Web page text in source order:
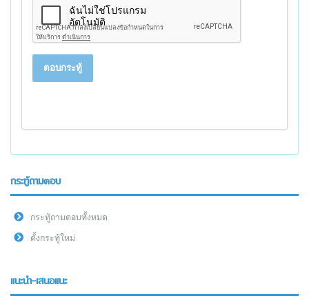
ตอบกระทู้
กระทู้ถามตอบ
กระทู้ถามตอบทั้งหมด
ตั้งกระทู้ใหม่
แนะนำ-เสนอแนะ